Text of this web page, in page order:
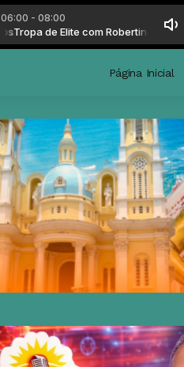
06:00 - 08:00
Tropa de Elite com Robertinho
Página Inicial